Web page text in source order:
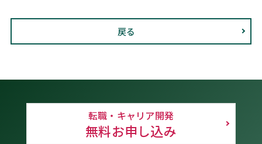
戻る
転職・キャリア開発
無料お申し込み